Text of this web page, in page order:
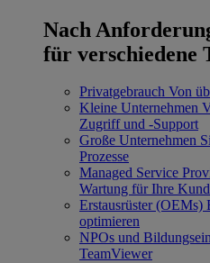
Nach
für verschiedene
Privatgebrauch Von
Kleine Unternehmen
Zugriff und -Support
Große Unternehmen
Prozesse
Managed Service
Wartung für Ihre
Erstausrüster (OEMs)
optimieren
NPOs und
TeamViewer